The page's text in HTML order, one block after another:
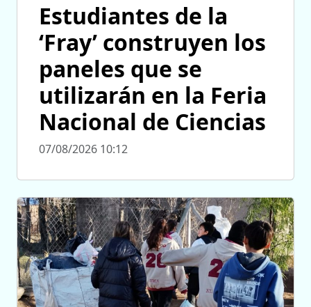
Estudiantes de la
‘Fray’ construyen los
paneles que se
utilizarán en la Feria
Nacional de Ciencias
07/08/2026 10:12